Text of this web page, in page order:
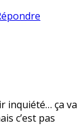
inquiété… ça va
c’est pas